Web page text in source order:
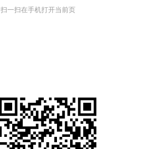
扫一扫在手机打开当前页